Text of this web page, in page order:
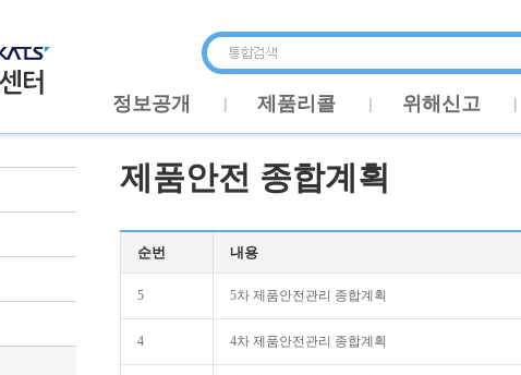
정보공개 제품리콜 위해신고
제품안전 종합계획
순번 내용
5 5차 제품안전관리 종합계획
4 4차 제품안전관리 종합계획